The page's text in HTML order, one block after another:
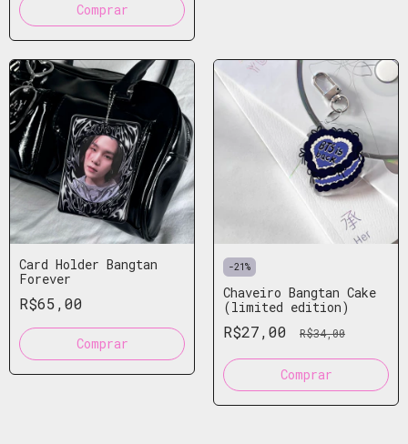
Comprar
Card Holder Bangtan
Forever
R$65,00
-21%
Chaveiro Bangtan Cake
(limited edition)
R$27,00 R$34,00